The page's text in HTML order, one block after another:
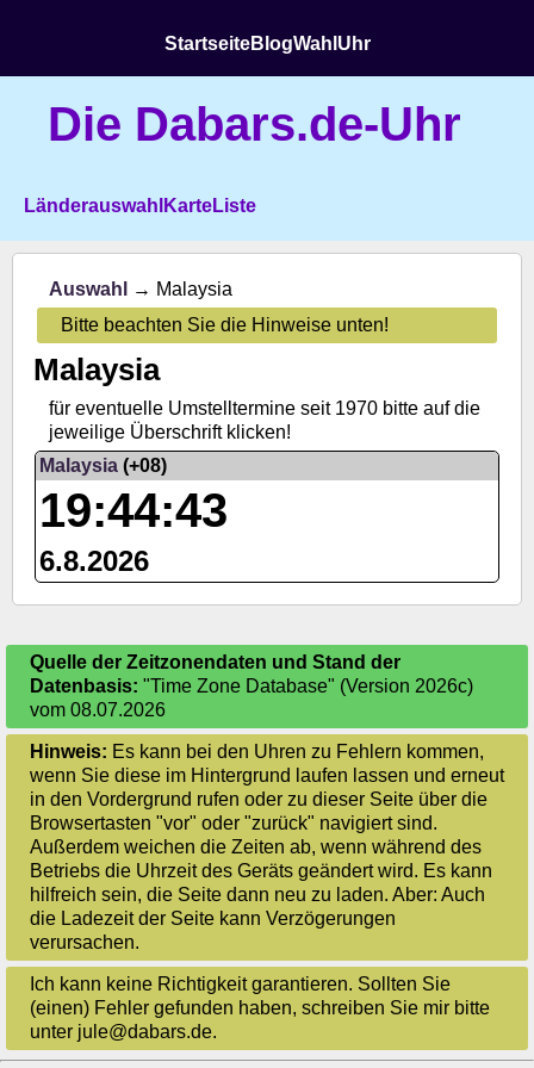
StartseiteBlogWahl Uhr
Die Dabars.de-Uhr
Länderauswahl KarteListe
Auswahl
→ Malaysia
Bitte beachten Sie die Hinweise unten!
Malaysia
für eventuelle Umstelltermine seit 1970 bitte auf die
jeweilige Überschrift klicken!
Malaysia (+08)
19:44:43
6.8.2026
Quelle der Zeitzonendaten und Stand der
Datenbasis: "Time Zone Database" (Version 2026c)
vom 08.07.2026
Hinweis: Es kann bei den Uhren zu Fehlern kommen,
wenn Sie diese im Hintergrund laufen lassen und erneut
in den Vordergrund rufen oder zu dieser Seite über die
Browsertasten "vor" oder "zurück" navigiert sind.
Außerdem weichen die Zeiten ab, wenn während des
Betriebs die Uhrzeit des Geräts geändert wird. Es kann
hilfreich sein, die Seite dann neu zu laden. Aber: Auch
die Ladezeit der Seite kann Verzögerungen
verursachen.
Ich kann keine Richtigkeit garantieren. Sollten Sie
(einen) Fehler gefunden haben, schreiben Sie mir bitte
unter jule@dabars.de.